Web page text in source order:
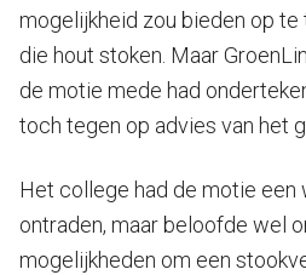
mogelijkheid zou bieden op
die hout stoken. Maar
de motie mede had
toch tegen op advies van het
Het college had de motie een
ontraden, maar beloofde wel
mogelijkheden om een